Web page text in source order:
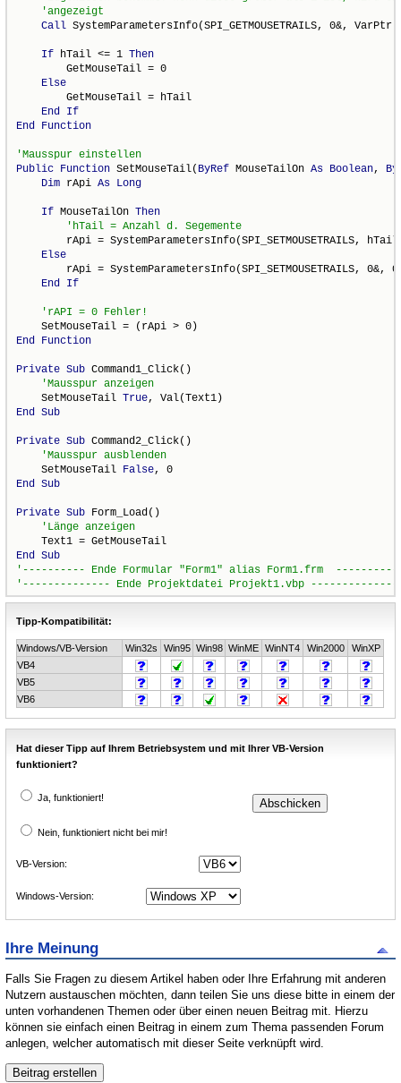
Call SystemParametersInfo(SPI_GETMOUSETRAILS, 0&,
If hTail <= 1 Then
        GetMouseTail = 0
Else
        GetMouseTail = hTail
End
If
End
Function
Public Function SetMouseTail( ByRef MouseTailOn As Boolean,
Dim rApi As Long
If MouseTailOn Then
rApi = SystemParametersInfo(SPI_SETMOUSETRAILS,
Else
rApi = SystemParametersInfo(SPI_SETMOUSETRAILS, 0&,
End
If
End
Function
Private Sub Command1_Click()
    SetMouseTail
True
End Sub
Private Sub Command2_Click()
    SetMouseTail
False
End Sub
Private Sub Form_Load()
End Sub
Tipp-Kompatibilität:
Windows/VB-Version Win32s Win95 Win98 WinME WinNT4 Win2000
WinXP
VB4
VB5
VB6
Hat dieser Tipp auf Ihrem Betriebsystem und mit Ihrer VB-Version
funktioniert?
Ja, funktioniert!
Nein, funktioniert nicht bei mir!
VB-Version:
Windows-Version:
Ihre Meinung
Falls Sie Fragen zu diesem Artikel haben oder Ihre Erfahrung mit anderen
Nutzern austauschen möchten, dann teilen Sie uns diese bitte in einem der
unten vorhandenen Themen oder über einen neuen Beitrag mit. Hierzu
können sie einfach einen Beitrag in einem zum Thema passenden Forum
anlegen, welcher automatisch mit dieser Seite verknüpft wird.